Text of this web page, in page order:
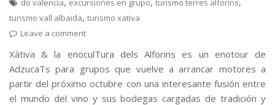
do valencia excursiones en grupo turismo terres alforins
turismo vall albaida, turismo xativa
Leave a comment
Xàtiva & la enoculTura dels Alforins es un enotour de
AdzucaTs para grupos que vuelve a arrancar motores a
partir del próximo octubre con una interesante fusión entre
el mundo del vino y sus bodegas cargadas de tradición y